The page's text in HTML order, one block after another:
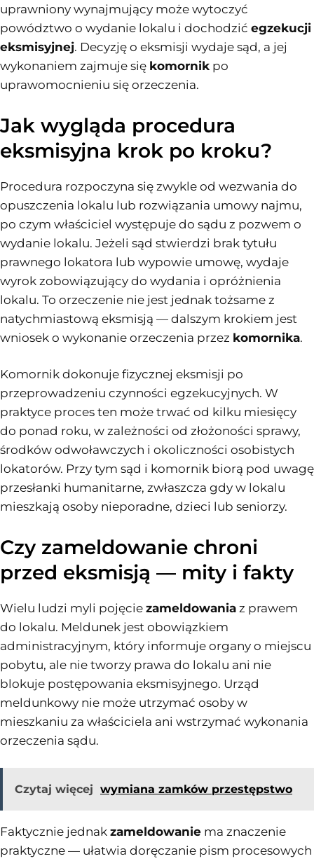
uprawniony wynajmujący może wytoczyć
powództwo o wydanie lokalu i dochodzić egzekucji
eksmisyjnej. Decyzję o eksmisji wydaje sąd, a jej
wykonaniem zajmuje się komornik po
uprawomocnieniu się orzeczenia.
Jak wygląda procedura
eksmisyjna krok po kroku?
Procedura rozpoczyna się zwykle od wezwania do
opuszczenia lokalu lub rozwiązania umowy najmu,
po czym właściciel występuje do sądu z pozwem o
wydanie lokalu. Jeżeli sąd stwierdzi brak tytułu
prawnego lokatora lub wypowie umowę, wydaje
wyrok zobowiązujący do wydania i opróżnienia
lokalu. To orzeczenie nie jest jednak tożsame z
natychmiastową eksmisją — dalszym krokiem jest
wniosek o wykonanie orzeczenia przez komornika.
Komornik dokonuje fizycznej eksmisji po
przeprowadzeniu czynności egzekucyjnych. W
praktyce proces ten może trwać od kilku miesięcy
do ponad roku, w zależności od złożoności sprawy,
środków odwoławczych i okoliczności osobistych
lokatorów. Przy tym sąd i komornik biorą pod uwagę
przesłanki humanitarne, zwłaszcza gdy w lokalu
mieszkają osoby nieporadne, dzieci lub seniorzy.
Czy zameldowanie chroni
przed eksmisją — mity i fakty
Wielu ludzi myli pojęcie zameldowania z prawem
do lokalu. Meldunek jest obowiązkiem
administracyjnym, który informuje organy o miejscu
pobytu, ale nie tworzy prawa do lokalu ani nie
blokuje postępowania eksmisyjnego. Urząd
meldunkowy nie może utrzymać osoby w
mieszkaniu za właściciela ani wstrzymać wykonania
orzeczenia sądu.
Czytaj więcej wymiana zamków przestępstwo
Faktycznie jednak zameldowanie ma znaczenie
praktyczne — ułatwia doręczanie pism procesowych